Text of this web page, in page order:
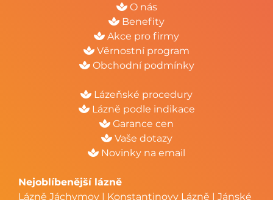
O nás
Benefity
Akce pro firmy
Věrnostní program
Obchodní podmínky
Lázeňské procedury
Lázně podle indikace
Garance cen
Vaše dotazy
Novinky na email
Nejoblíbenější lázně
Lázně Jáchymov | Konstantinovy Lázně | Jánské